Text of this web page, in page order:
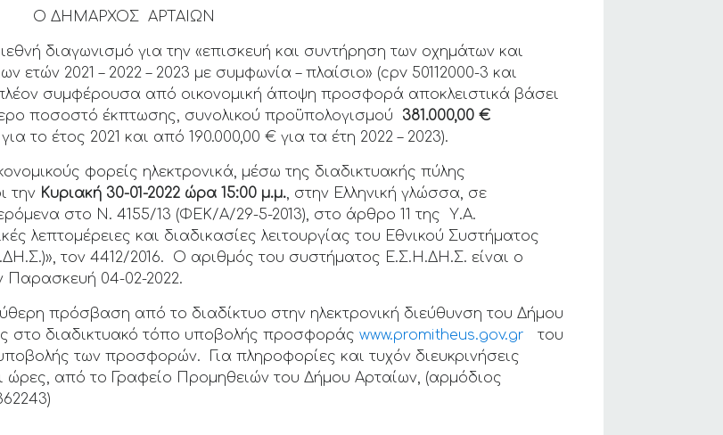
Ο ΔΗΜΑΡΧΟΣ ΑΡΤΑΙΩΝ
διαγωνισμό για την «επισκευή και συντήρηση των οχημάτων και
2021 – 2022 – 2023 με συμφωνία – πλαίσιο» (cpv 50112000-3 και
πλέον συμφέρουσα από οικονομική άποψη προσφορά αποκλειστικά βάσει
ποσοστό έκπτωσης, συνολικού προϋπολογισμού 381.000,00 €
το έτος 2021 και από 190.000,00 € για τα έτη 2022 – 2023).
φορείς ηλεκτρονικά, μέσω της διαδικτυακής πύλης
την Κυριακή 30-01-2022 ώρα 15:00 μ.μ., στην Ελληνική γλώσσα, σε
στο Ν. 4155/13 (ΦΕΚ/Α/29-5-2013), στο άρθρο 11 της Υ.Α.
λεπτομέρειες και διαδικασίες λειτουργίας του Εθνικού Συστήματος
τον 4412/2016. Ο αριθμός του συστήματος Ε.Σ.Η.ΔΗ.Σ. είναι ο
Παρασκευή 04-02-2022.
πρόσβαση από το διαδίκτυο στην ηλεκτρονική διεύθυνση του Δήμου
στο διαδικτυακό τόπο υποβολής προσφοράςwww.promitheus.gov.gr του
των προσφορών. Για πληροφορίες και τυχόν διευκρινήσεις
ώρες, από το Γραφείο Προμηθειών του Δήμου Αρταίων, (αρμόδιος